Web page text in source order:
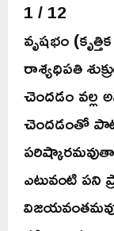
1 / 12
వృషభం
రాశ్యధిపతి
చెందడం వల్ల
చెందడంతో
ఎటువంటి పని